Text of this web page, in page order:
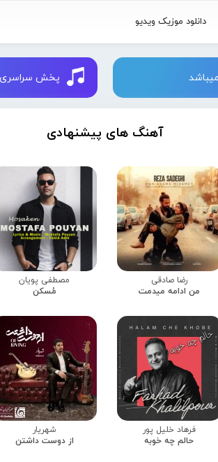
دانلود موزیک ویدیو
پخش سراسری اثر
آهنگ های پیشنهادی
رضا صادقی
من ادامه میدمت
مصطفی پویان
مُسکن
فرهاد خلیل پور
حالم چه خوبه
شهریار
از دوست داشتن